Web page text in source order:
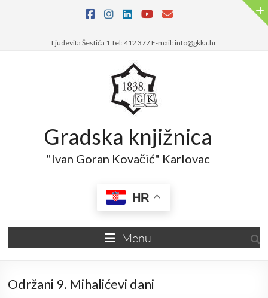
Ljudevita Šestića 1 Tel: 412 377 E-mail: info@gkka.hr
Gradska knjižnica
"Ivan Goran Kovačić" Karlovac
HR
Menu
Održani 9. Mihalićevi dani